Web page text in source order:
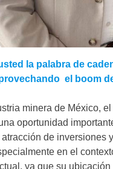
la palabra de
el boom
minera de México,
oportunidad
de inversiones
en el
ya que su